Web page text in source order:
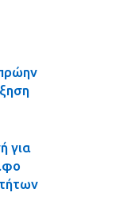
για